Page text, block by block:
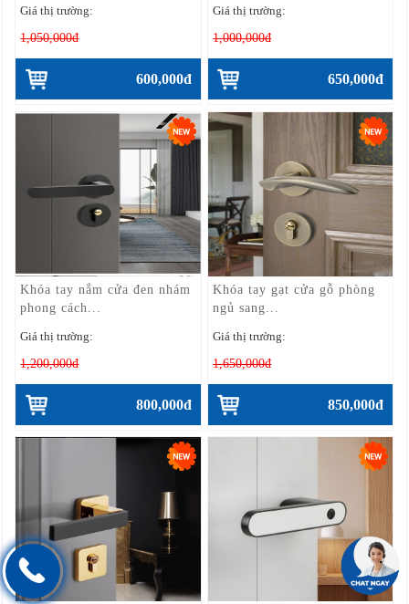
Giá thị trường:
1,050,000đ
600,000đ
Giá thị trường:
1,000,000đ
650,000đ
Khóa tay nắm cửa đen nhám
phong cách...
Giá thị trường:
1,200,000đ
800,000đ
Khóa tay gạt cửa gỗ phòng
ngủ sang...
Giá thị trường:
1,650,000đ
850,000đ